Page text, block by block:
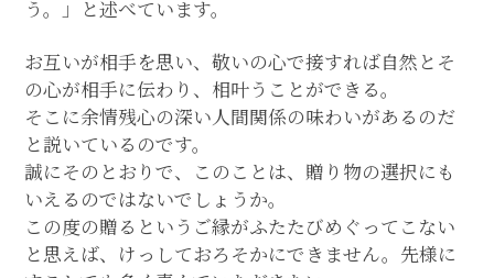
う。」と述べています。
お互いが相手を思い、敬いの心で接すれば自然とそ
の心が相手に伝わり、相叶うことができる。
そこに余情残心の深い人間関係の味わいがあるのだ
と説いているのです。
誠にそのとおりで、このことは、贈り物の選択にも
いえるのではないでしょうか。
この度の贈るというご縁がふたたびめぐってこない
と思えば、けっしておろそかにできません。先様に